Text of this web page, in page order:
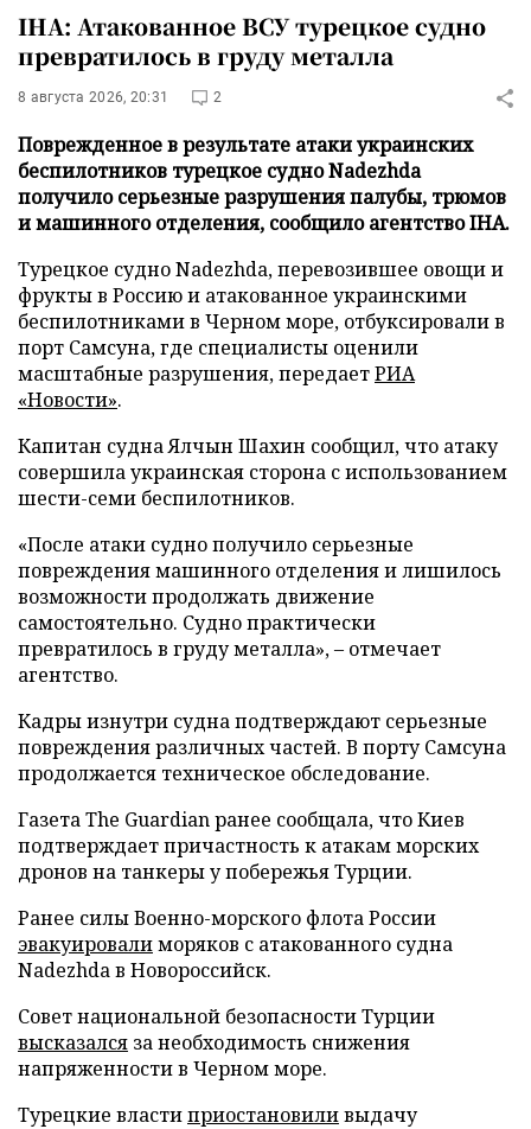
IHA: Атакованное ВСУ турецкое судно
превратилось в груду металла
8 августа 2026, 20:31 2
Поврежденное в результате атаки украинских
беспилотников турецкое судно Nadezhda
получило серьезные разрушения палубы, трюмов
и машинного отделения, сообщило агентство IHA.
Турецкое судно Nadezhda, перевозившее овощи и
фрукты в Россию и атакованное украинскими
беспилотниками в Черном море, отбуксировали в
порт Самсуна, где специалисты оценили
масштабные разрушения, передаетРИА
«Новости».
Капитан судна Ялчын Шахин сообщил, что атаку
совершила украинская сторона с использованием
шести-семи беспилотников.
«После атаки судно получило серьезные
повреждения машинного отделения и лишилось
возможности продолжать движение
самостоятельно. Судно практически
превратилось в груду металла», – отмечает
агентство.
Кадры изнутри судна подтверждают серьезные
повреждения различных частей. В порту Самсуна
продолжается техническое обследование.
Газета The Guardian ранее сообщала, что Киев
подтверждает причастность к атакам морских
дронов на танкеры у побережья Турции.
Ранее силы Военно-морского флота России
эвакуировалиморяков с атакованного судна
Nadezhda в Новороссийск.
Совет национальной безопасности Турции
высказался за необходимость снижения
напряженности в Черном море.
Турецкие властиприостановиливыдачу